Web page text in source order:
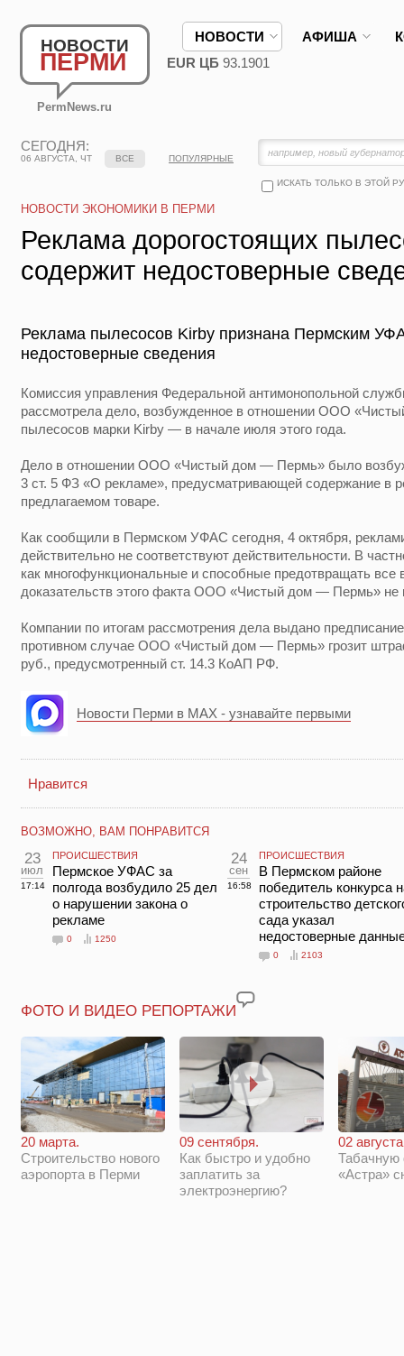
НОВОСТИ
ПЕРМИ
PermNews.ru
НОВОСТИ АФИША
EUR ЦБ 93.1901
СЕГОДНЯ:
06 АВГУСТА, ЧТ
ИСКАТЬ ТОЛЬКО В ЭТОЙ
ВСЕ ПОПУЛЯРНЫЕ
НОВОСТИ ЭКОНОМИКИ В ПЕРМИ
Реклама дорогостоящих
содержит недостоверные
Реклама пылесосов Kirby признана Пермским
недостоверные сведения
Комиссия управления Федеральной антимонопольной
рассмотрела дело, возбужденное в отношении ООО
пылесосов марки Kirby — в начале июля этого года.
Дело в отношении ООО «Чистый дом — Пермь» было
3 ст. 5 ФЗ «О рекламе», предусматривающей содержание в
предлагаемом товаре.
Как сообщили в Пермском УФАС сегодня, 4 октября,
действительно не соответствуют действительности. В
как многофункциональные и способные предотвращать все
доказательств этого факта ООО «Чистый дом — Пермь» не
Компании по итогам рассмотрения дела выдано
противном случае ООО «Чистый дом — Пермь» грозит
руб., предусмотренный ст. 14.3 КоАП РФ.
Новости Перми в MAX - узнавайте первыми
Нравится
ВОЗМОЖНО, ВАМ ПОНРАВИТСЯ
23
июл
17:14
ПРОИСШЕСТВИЯ
Пермское УФАС за
полгода возбудило 25 дел
о нарушении закона о
рекламе
0 1250
24
сен
16:58
ПРОИСШЕСТВИЯ
В Пермском районе
победитель конкурса
строительство
сада указал
недостоверные
0 2103
ФОТО И ВИДЕО РЕПОРТАЖИ
20 марта.
Строительство нового
аэропорта в Перми
09 сентября.
Как быстро и удобно
заплатить за
электроэнергию?
02
Табачную
«Астра»